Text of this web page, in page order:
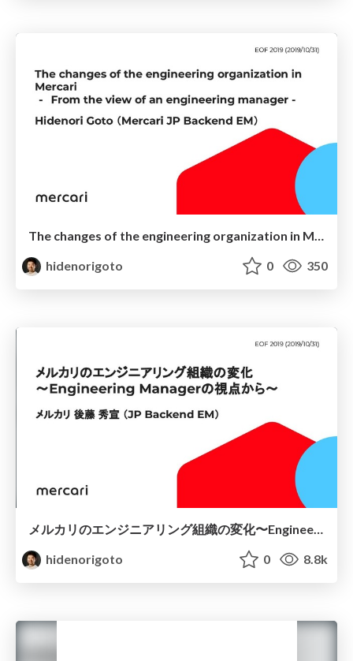
hidenorigoto
0 350
メルカリのエンジニアリング組織の変化〜Engineering Managerの視点から〜
hidenorigoto
0 8.8k